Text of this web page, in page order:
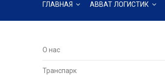
ГЛАВНАЯ АВВАТ ЛОГИСТИК
О нас
Транспарк